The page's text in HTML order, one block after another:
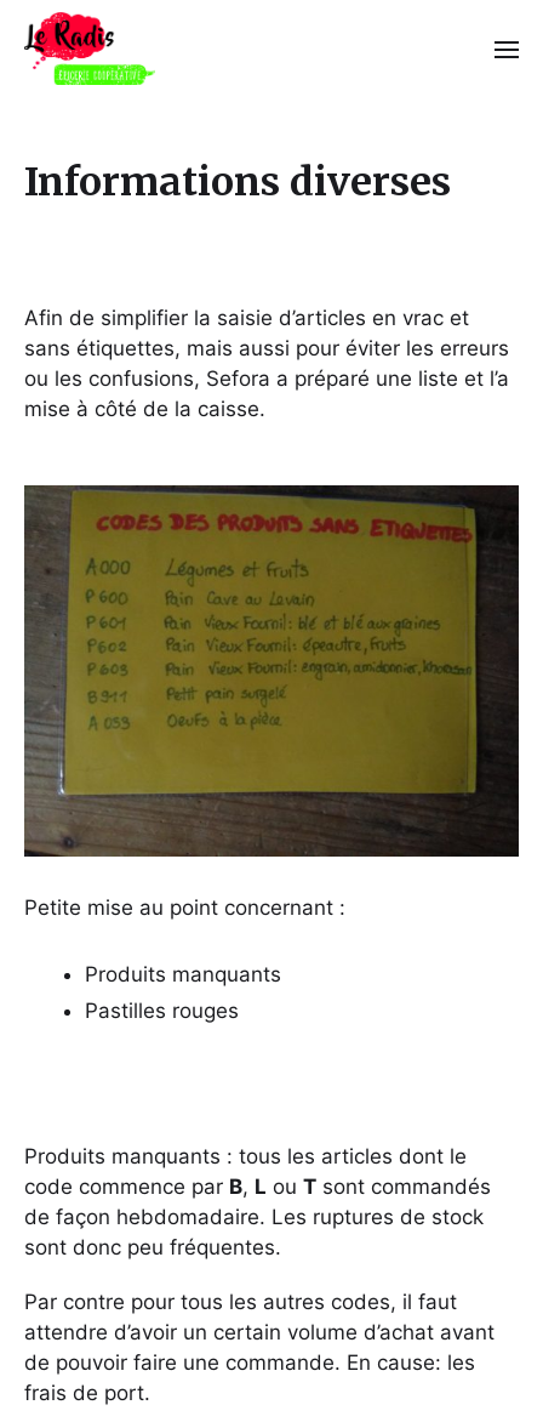
Informations diverses
Afin de simplifier la saisie d’articles en vrac et
sans étiquettes, mais aussi pour éviter les erreurs
ou les confusions, Sefora a préparé une liste et l’a
mise à côté de la caisse.
Petite mise au point concernant :
Produits manquants
Pastilles rouges
Produits manquants : tous les articles dont le
code commence par B, L ou T sont commandés
de façon hebdomadaire. Les ruptures de stock
sont donc peu fréquentes.
Par contre pour tous les autres codes, il faut
attendre d’avoir un certain volume d’achat avant
de pouvoir faire une commande. En cause: les
frais de port.